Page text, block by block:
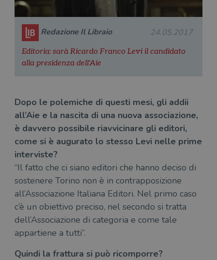
Redazione Il Libraio 24.05.2017
Editoria: sarà Ricardo Franco Levi il candidato
alla presidenza dell'Aie
Dopo le polemiche di questi mesi, gli addii
all’Aie e la nascita di una nuova associazione,
è davvero possibile riavvicinare gli editori,
come si è augurato lo stesso Levi nelle prime
interviste?
“Il fatto che ci siano editori che hanno deciso di
sostenere Torino non è in contrapposizione
all’Associazione Italiana Editori. Nel primo caso
c’è un obiettivo preciso, nel secondo si tratta
dell’Associazione di categoria e come tale
appartiene a tutti”.
Quindi la frattura si può ricomporre?